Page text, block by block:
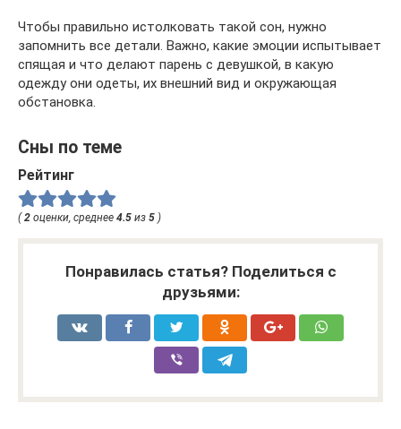
Чтобы правильно истолковать такой сон, нужно
запомнить все детали. Важно, какие эмоции испытывает
спящая и что делают парень с девушкой, в какую
одежду они одеты, их внешний вид и окружающая
обстановка.
Сны по теме
Рейтинг
(2 оценки, среднее 4.5 из 5 )
Понравилась статья? Поделиться с
друзьями: